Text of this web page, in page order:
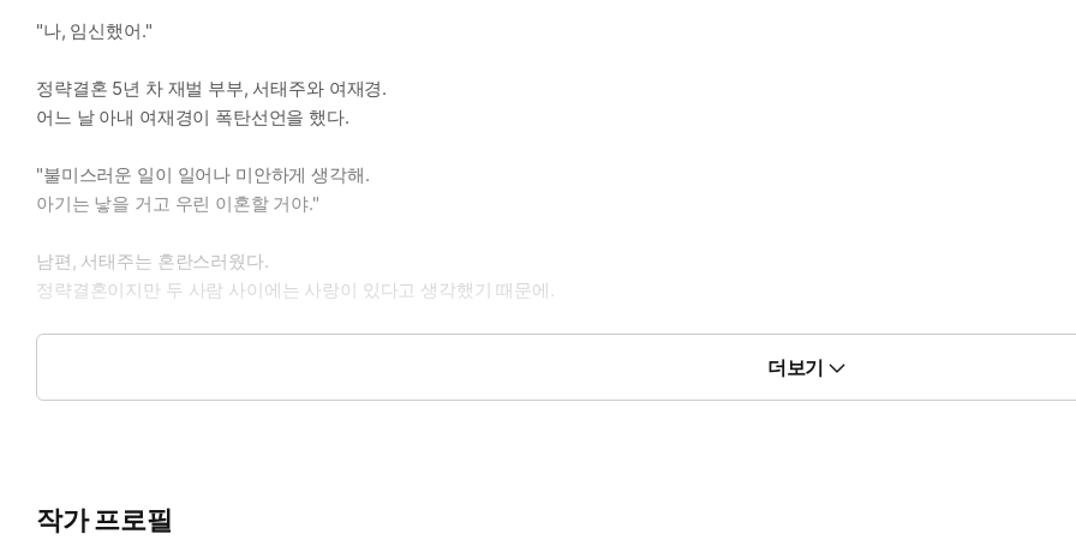
"나, 임신했어."
정략결혼 5년 차 재벌 부부, 서태주와 여재경.
어느 날 아내 여재경이 폭탄선언을 했다.
"불미스러운 일이 일어나 미안하게 생각해.
아기는 낳을 거고 우린 이혼할 거야."
남편, 서태주는 혼란스러웠다.
정략결혼이지만 두 사람 사이에는 사랑이 있다고 생각했기 때문에.
박죠죠 장편 현대 로맨스 소설 <진심으로 정략결혼>
더보기
작가 프로필